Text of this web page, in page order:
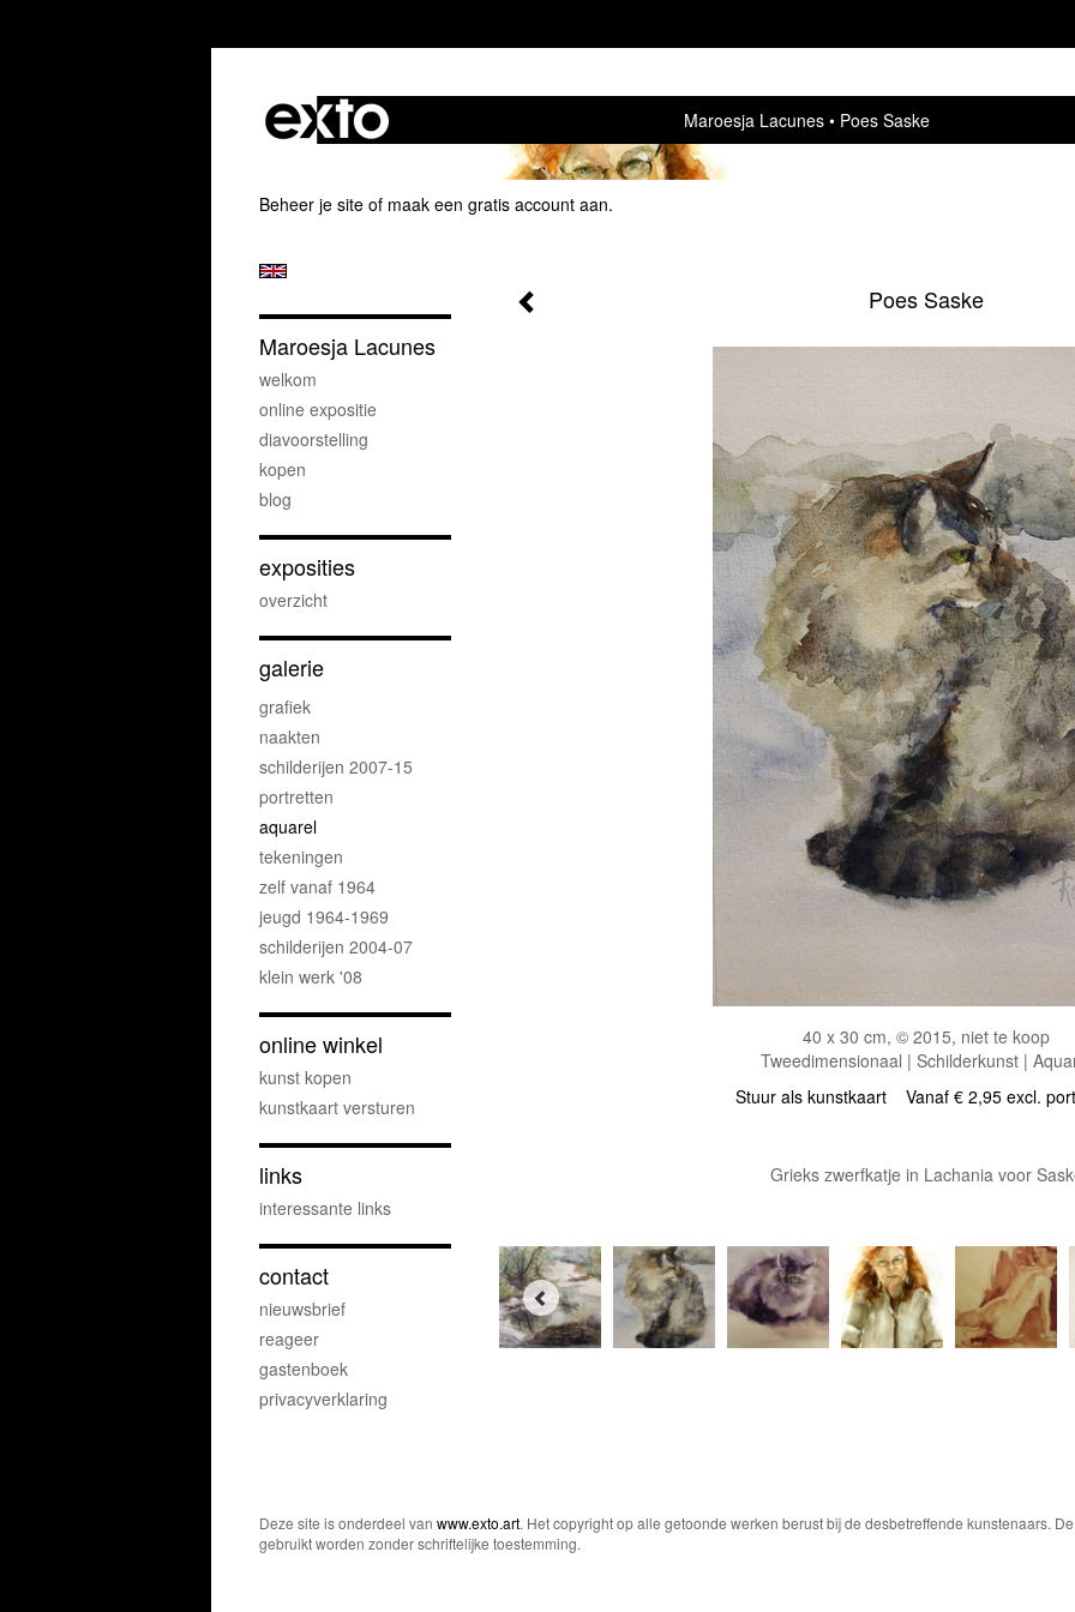
Maroesja Lacunes Poes Saske
Beheer je site of maak een gratis account aan.
Poes Saske
40 x 30 cm, © 2015, niet te koop
Tweedimensionaal | Schilderkunst |
Stuur als kunstkaart Vanaf € 2,95 excl.
Grieks zwerfkatje in Lachania voor
Maroesja Lacunes
welkom
online expositie
diavoorstelling
kopen
blog
exposities
overzicht
galerie
grafiek
naakten
schilderijen 2007-15
portretten
aquarel
tekeningen
zelf vanaf 1964
jeugd 1964-1969
schilderijen 2004-07
klein werk '08
online winkel
kunst kopen
kunstkaart versturen
links
interessante links
contact
nieuwsbrief
reageer
gastenboek
privacyverklaring
Deze site is onderdeel van www.exto.art. Het copyright op alle getoonde werken berust bij de desbetreffende kunstenaars.
gebruikt worden zonder schriftelijke toestemming.